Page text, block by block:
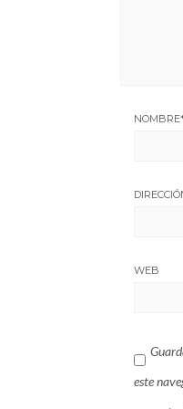
NOMBRE
WEB
este